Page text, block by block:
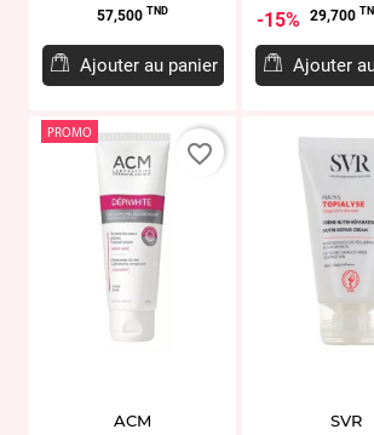
Prix
57,500 TND
Ajouter au panier
15% Prix
29,700
Ajouter
PROMO
ACM
favorite_border
SVR